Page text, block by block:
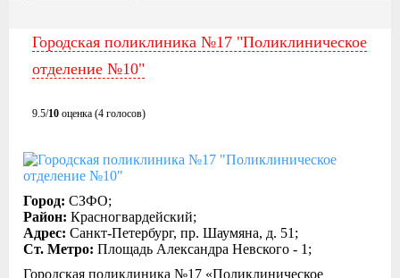
Городская поликлиника №17 "Поликлиническое
отделение №10"
9.5/10 оценка (4 голосов)
Город: СЗФО;
Район: Красногвардейский;
Адрес: Санкт-Петербург, пр. Шаумяна, д. 51;
Ст. Метро: Площадь Александра Невского - 1;
Городская поликлиника №17 «Поликлиническое